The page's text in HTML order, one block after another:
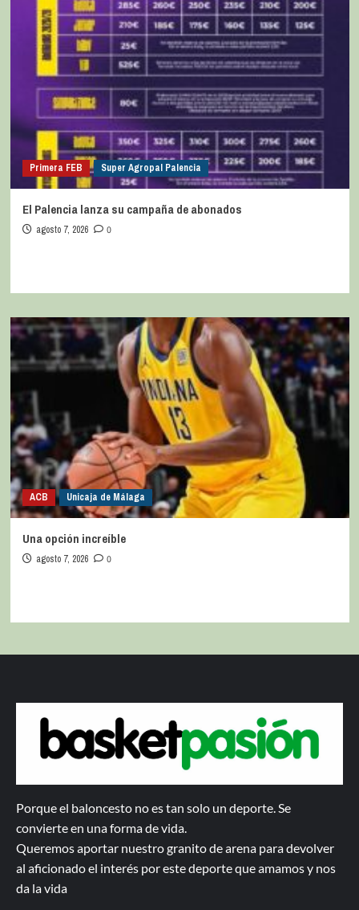
Primera FEB Super Agropal Palencia
El Palencia lanza su campaña de abonados
agosto 7, 2026 0
ACB Unicaja de Málaga
Una opción increíble
agosto 7, 2026 0
Porque el baloncesto no es tan solo un deporte. Se
convierte en una forma de vida.
Queremos aportar nuestro granito de arena para devolver
al aficionado el interés por este deporte que amamos y nos
da la vida